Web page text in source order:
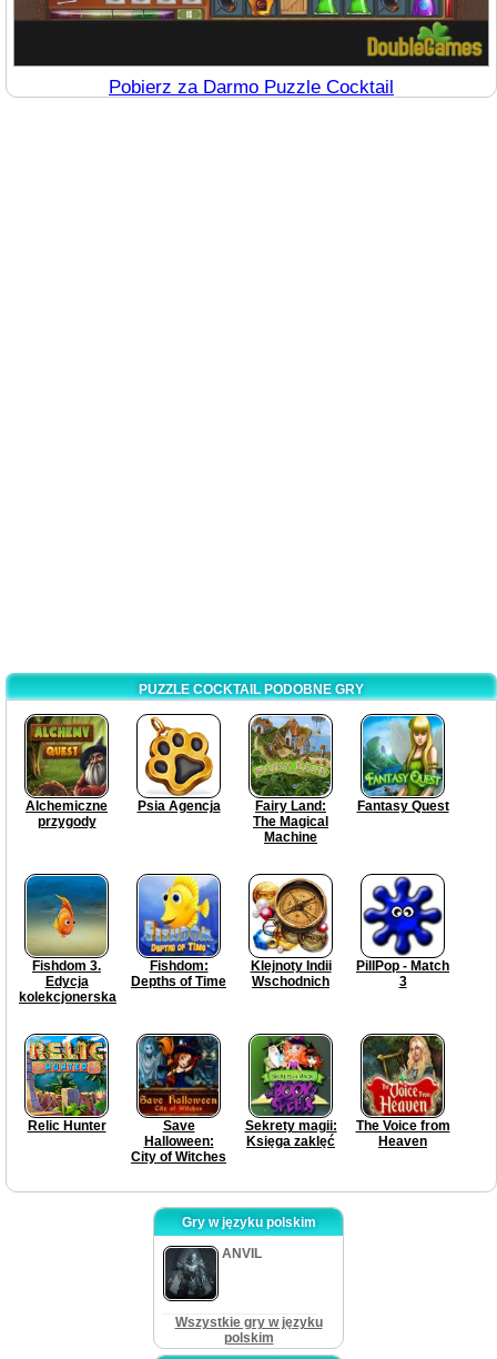
Pobierz za Darmo Puzzle Cocktail
PUZZLE COCKTAIL PODOBNE GRY
Alchemiczne
przygody
Psia Agencja
Fairy Land:
The Magical
Machine
Fantasy Quest
Fishdom 3.
Edycja
kolekcjonerska
Fishdom:
Depths of Time
Klejnoty Indii
Wschodnich
PillPop - Match
3
Relic Hunter
Save
Halloween:
City of Witches
Sekrety magii:
Księga zaklęć
The Voice from
Heaven
Gry w języku polskim
ANVIL
Wszystkie gry w języku
polskim